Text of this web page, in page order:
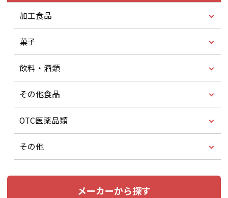
加工食品
菓子
飲料・酒類
その他食品
OTC医薬品類
その他
メーカーから探す